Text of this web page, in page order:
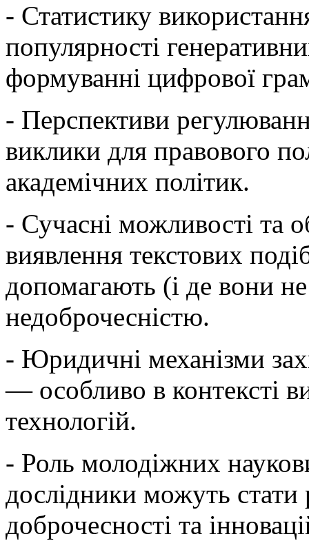
- Статистику
популярності
формуванні цифрової
- Перспективи
виклики для правового
академічних політик.
- Сучасні можливості та
виявлення текстових
допомагають (і де вони
недоброчесністю.
- Юридичні механізми
— особливо в контексті
технологій.
- Роль молодіжних
дослідники можуть
доброчесності та